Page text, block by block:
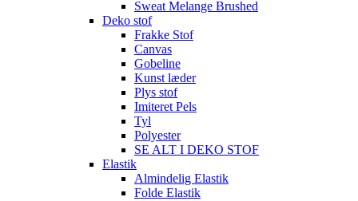
Sweat Melange Brushed
Deko stof
Frakke Stof
Canvas
Gobeline
Kunst læder
Plys stof
Imiteret Pels
Tyl
Polyester
SE ALT I DEKO STOF
Elastik
Almindelig Elastik
Folde Elastik